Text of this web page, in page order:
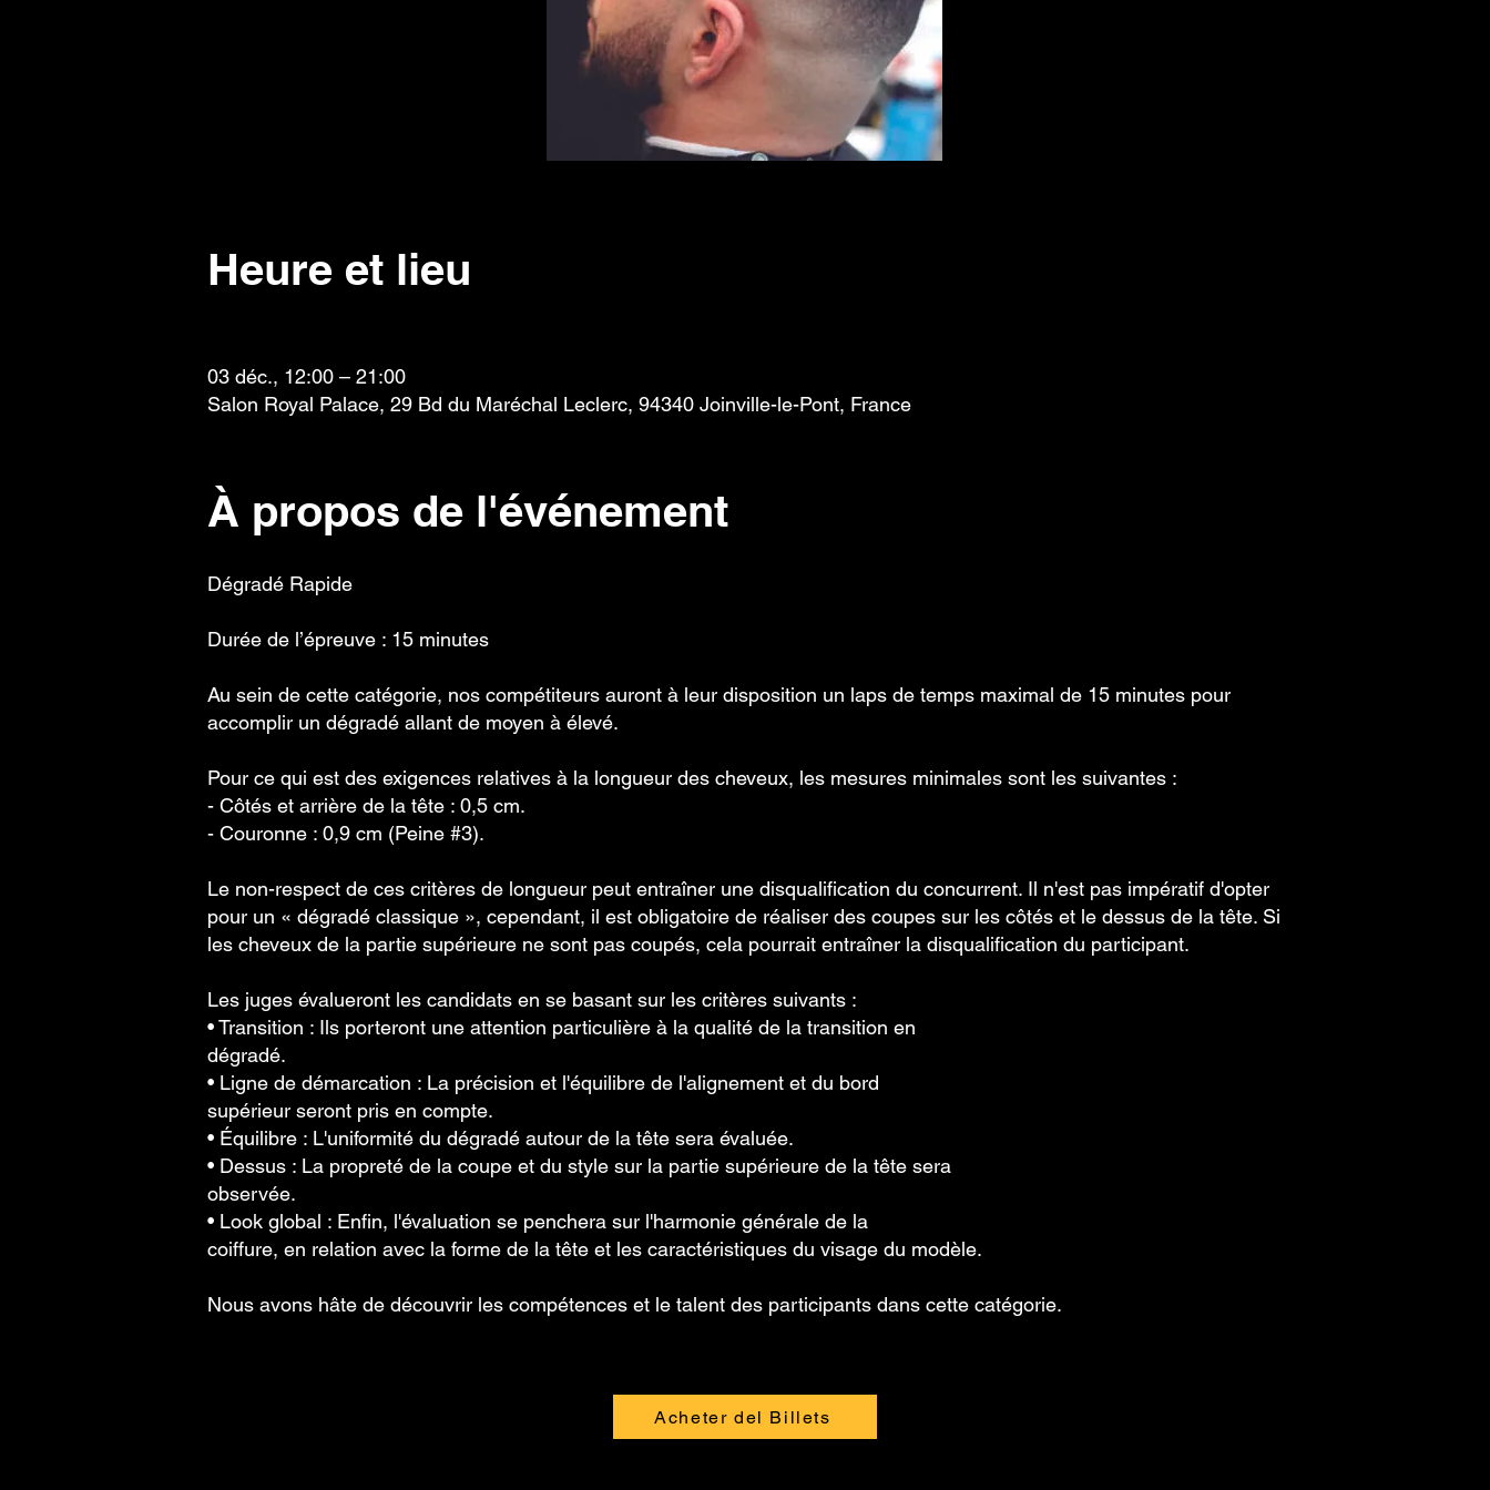
Heure et lieu
03 déc., 12:00 – 21:00
Salon Royal Palace, 29 Bd du Maréchal Leclerc, 94340 Joinville-le-Pont, France
À propos de l'événement
Dégradé Rapide
Durée de l’épreuve : 15 minutes
Au sein de cette catégorie, nos compétiteurs auront à leur disposition un laps de temps maximal de 15 minutes pour
accomplir un dégradé allant de moyen à élevé.
Pour ce qui est des exigences relatives à la longueur des cheveux, les mesures minimales sont les suivantes :
- Côtés et arrière de la tête : 0,5 cm.
- Couronne : 0,9 cm (Peine #3).
Le non-respect de ces critères de longueur peut entraîner une disqualification du concurrent. Il n'est pas impératif d'opter
pour un « dégradé classique », cependant, il est obligatoire de réaliser des coupes sur les côtés et le dessus de la tête. Si
les cheveux de la partie supérieure ne sont pas coupés, cela pourrait entraîner la disqualification du participant.
Les juges évalueront les candidats en se basant sur les critères suivants :
• Transition : Ils porteront une attention particulière à la qualité de la transition en
dégradé.
• Ligne de démarcation : La précision et l'équilibre de l'alignement et du bord
supérieur seront pris en compte.
• Équilibre : L'uniformité du dégradé autour de la tête sera évaluée.
• Dessus : La propreté de la coupe et du style sur la partie supérieure de la tête sera
observée.
• Look global : Enfin, l'évaluation se penchera sur l'harmonie générale de la
coiffure, en relation avec la forme de la tête et les caractéristiques du visage du modèle.
Nous avons hâte de découvrir les compétences et le talent des participants dans cette catégorie.
Acheter del Billets